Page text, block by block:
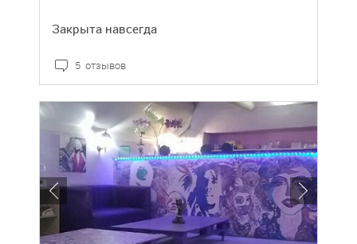
Закрыта навсегда
5 отзывов